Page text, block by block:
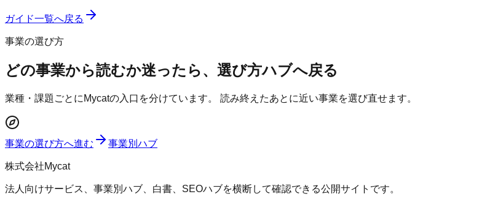
ガイド一覧へ戻る
事業の選び方
どの事業から読むか迷ったら、選び方ハブへ戻る
業種・課題ごとにMycatの入口を分けています。 読み終えたあとに近い事業を選び直せます。
事業の選び方へ進む 事業別ハブ
株式会社Mycat
法人向けサービス、事業別ハブ、白書、SEOハブを横断して確認できる公開サイトです。